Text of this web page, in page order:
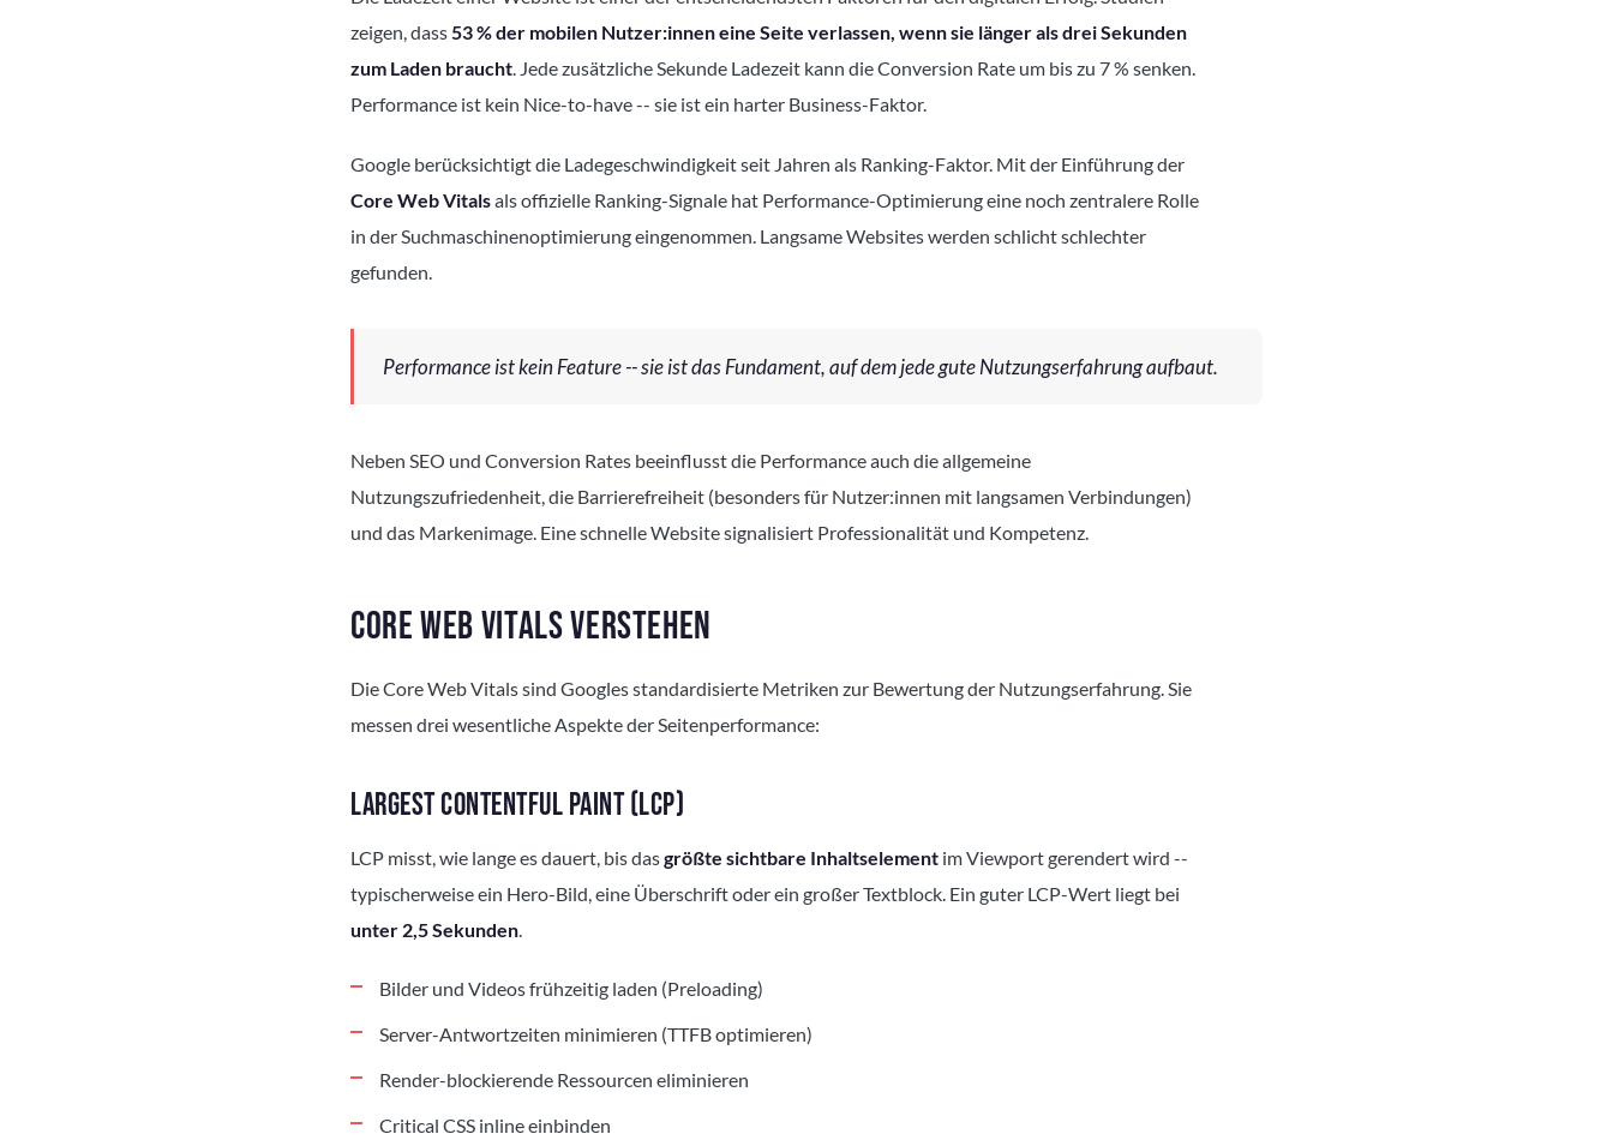
zeigen, dass53 % der mobilen Nutzer:innen eine Seite verlassen, wenn sie länger als drei Sekunden
zum Laden braucht. Jede zusätzliche Sekunde Ladezeit kann die Conversion Rate um bis zu 7 % senken.
Performance ist kein Nice-to-have -- sie ist ein harter Business-Faktor.
Google berücksichtigt die Ladegeschwindigkeit seit Jahren als Ranking-Faktor. Mit der Einführung der
Core Web Vitalsals offizielle Ranking-Signale hat Performance-Optimierung eine noch zentralere Rolle
in der Suchmaschinenoptimierung eingenommen. Langsame Websites werden schlicht schlechter
gefunden.
Performance ist kein Feature -- sie ist das Fundament, auf dem jede gute Nutzungserfahrung aufbaut.
Neben SEO und Conversion Rates beeinflusst die Performance auch die allgemeine
Nutzungszufriedenheit, die Barrierefreiheit (besonders für Nutzer:innen mit langsamen Verbindungen)
und das Markenimage. Eine schnelle Website signalisiert Professionalität und Kompetenz.
CORE WEB VITALS VERSTEHEN
Die Core Web Vitals sind Googles standardisierte Metriken zur Bewertung der Nutzungserfahrung. Sie
messen drei wesentliche Aspekte der Seitenperformance:
LARGEST CONTENTFUL PAINT (LCP)
LCP misst, wie lange es dauert, bis dasgrößte sichtbare Inhaltselement im Viewport gerendert wird --
typischerweise ein Hero-Bild, eine Überschrift oder ein großer Textblock. Ein guter LCP-Wert liegt bei
unter 2,5 Sekunden.
Bilder und Videos frühzeitig laden (Preloading)
Server-Antwortzeiten minimieren (TTFB optimieren)
Render-blockierende Ressourcen eliminieren
Critical CSS inline einbinden